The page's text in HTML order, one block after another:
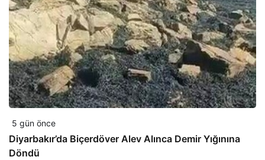
5 gün önce
Diyarbakır’da Biçerdöver Alev Alınca Demir Yığınına
Döndü